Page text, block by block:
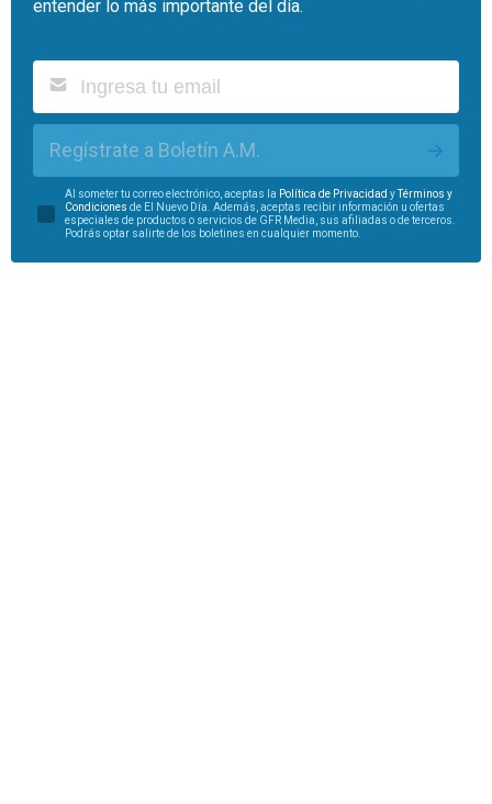
entender lo más importante del día.
Regístrate a Boletín A.M.
Al someter tu correo electrónico, aceptas la Política de Privacidad y
Términos y
Condiciones de El Nuevo Día. Además, aceptas recibir información u ofertas
especiales de productos o servicios de GFR Media, sus afiliadas o de terceros.
Podrás optar salirte de los boletines en cualquier momento.